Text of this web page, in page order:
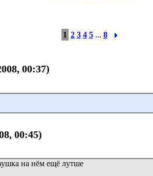
1 2 3 4 5... 8
00:37)
00:45)
на нём ещё лутше